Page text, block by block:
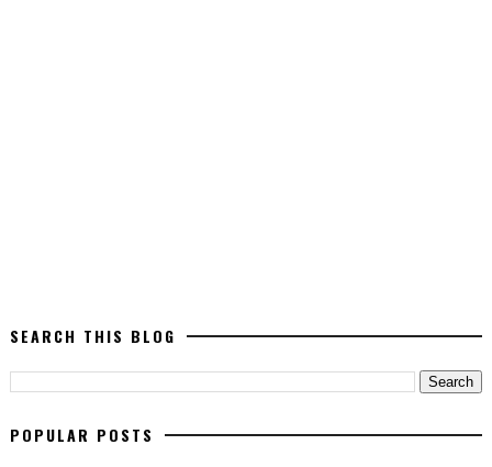
SEARCH THIS BLOG
POPULAR POSTS